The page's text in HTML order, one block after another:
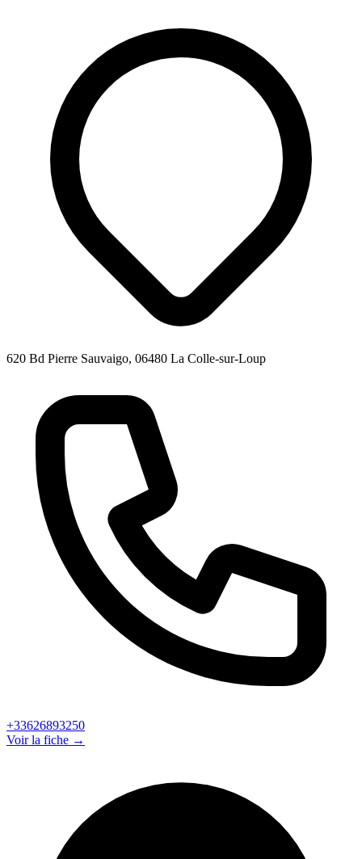
620 Bd Pierre Sauvaigo, 06480 La Colle-sur-Loup
+33626893250
Voir la fiche →